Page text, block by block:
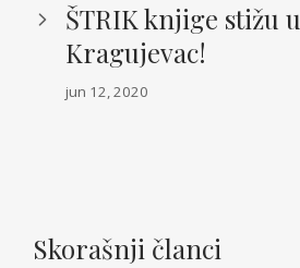
ŠTRIK knjige stižu u
Kragujevac!
jun 12, 2020
Skorašnji članci